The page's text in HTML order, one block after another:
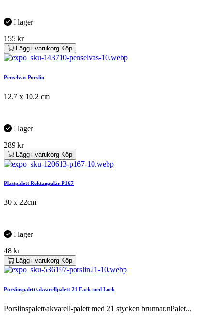
I lager
155 kr
Lägg i varukorg Köp
Penselvas Porslin
12.7 x 10.2 cm
I lager
289 kr
Lägg i varukorg Köp
Plastpalett Rektangulär P167
30 x 22cm
I lager
48 kr
Lägg i varukorg Köp
Porslinspalett/akvarellpalett 21 Fack med Lock
Porslinspalett/akvarell-palett med 21 stycken brunnar.nPalet...